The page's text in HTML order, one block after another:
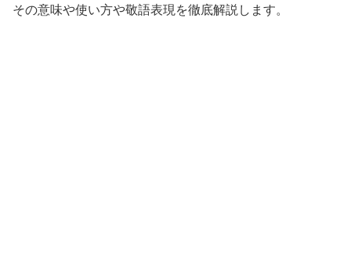
その意味や使い方や敬語表現を徹底解説します。